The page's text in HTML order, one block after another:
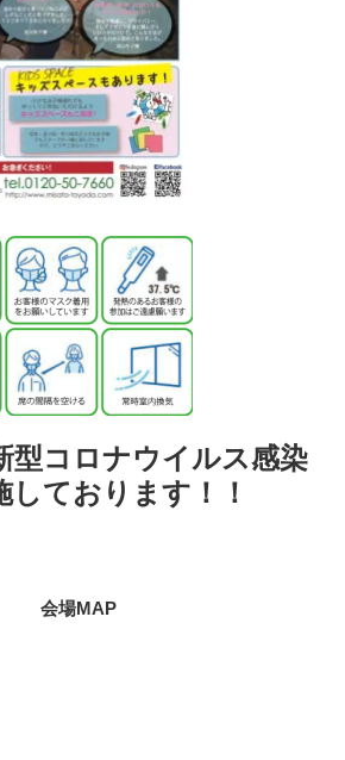
型コロナウイルス感染
しております！！
会場MAP